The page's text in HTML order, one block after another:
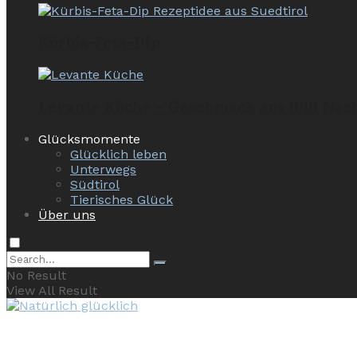
Glücksmomente
Glücklich leben
Unterwegs
Südtirol
Tierisches Glück
Über uns
No Result
View All Result